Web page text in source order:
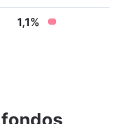
1,1%